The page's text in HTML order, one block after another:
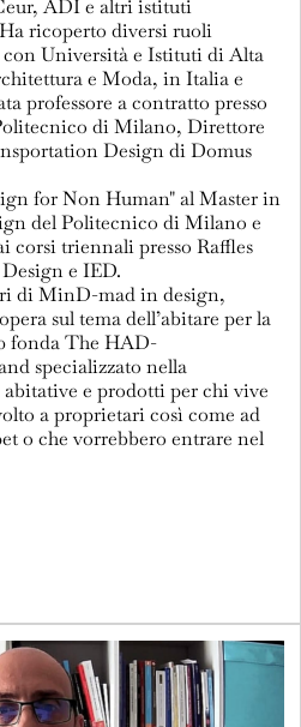
ADI e altri istituti
ricoperto diversi ruoli
Università e Istituti di Alta
e Moda, in Italia e
professore a contratto presso
di Milano, Direttore
Design di Domus
for Non Human" al Master in
del Politecnico di Milano e
corsi triennali presso Raffles
e IED.
di MinD-mad in design,
sul tema dell’abitare per la
fonda The HAD-
specializzato nella
e prodotti per chi vive
a proprietari così come ad
o che vorrebbero entrare nel